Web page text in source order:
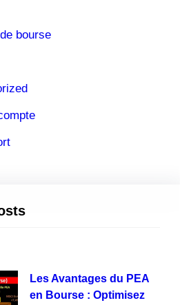
bourse
Les Avantages du PEA
en Bourse : Optimisez